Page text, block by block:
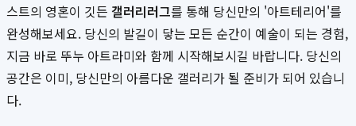
스트의 영혼이 깃든 갤러리러그를 통해 당신만의 '아트테리어'를
완성해보세요. 당신의 발길이 닿는 모든 순간이 예술이 되는 경험,
지금 바로 뚜누 아트라미와 함께 시작해보시길 바랍니다. 당신의
공간은 이미, 당신만의 아름다운 갤러리가 될 준비가 되어 있습니
다.